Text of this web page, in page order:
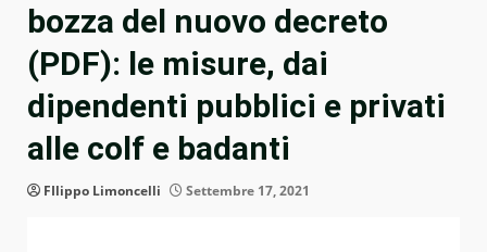
bozza del nuovo decreto
(PDF): le misure, dai
dipendenti pubblici e privati
alle colf e badanti
FIlippo Limoncelli Settembre 17, 2021